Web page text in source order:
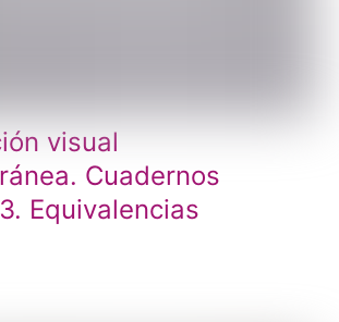
visual
Cuadernos
Equivalencias